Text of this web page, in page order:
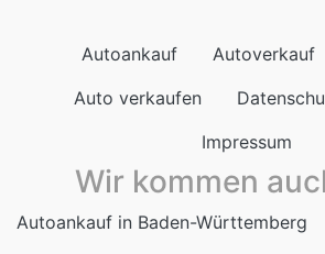
Autoankauf Autoverkauf
Auto verkaufen
Impressum
Wir kommen
Autoankauf in Baden-Württemberg